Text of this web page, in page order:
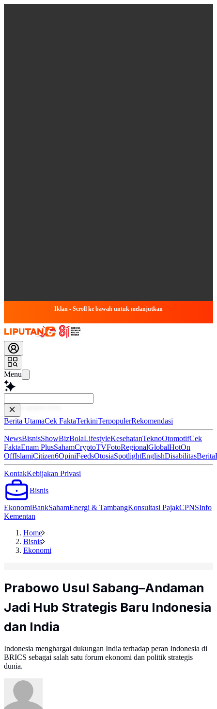
Iklan - Scroll ke bawah untuk melanjutkan
Menu
Baca le
Berita UtamaCek FaktaTerkiniTerpopulerRekomendasi
NewsBisnisShowBizBolaLifestyleKesehatanTeknoOtomotifCek
FaktaEnam PlusSahamCryptoTVFotoRegionalGlobalHotOn
OffIslamiCitizen6OpiniFeedsOtosiaSpotlightEnglishDisabilitasBerita
KontakKebijakan Privasi
Bisnis
EkonomiBankSahamEnergi & TambangKonsultasi PajakCPNSInfo
Kementan
Home
Bisnis
Ekonomi
Prabowo Usul Sabang–Andaman
Jadi Hub Strategis Baru Indonesia
dan India
Indonesia menghargai dukungan India terhadap peran Indonesia di
BRICS sebagai salah satu forum ekonomi dan politik strategis
dunia.